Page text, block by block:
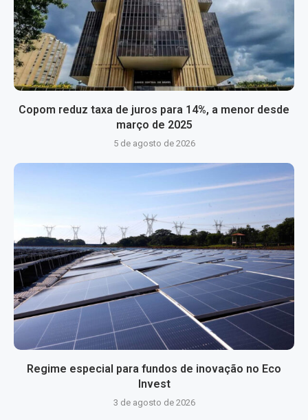
Copom reduz taxa de juros para 14%, a menor desde
março de 2025
5 de agosto de 2026
Regime especial para fundos de inovação no Eco
Invest
3 de agosto de 2026